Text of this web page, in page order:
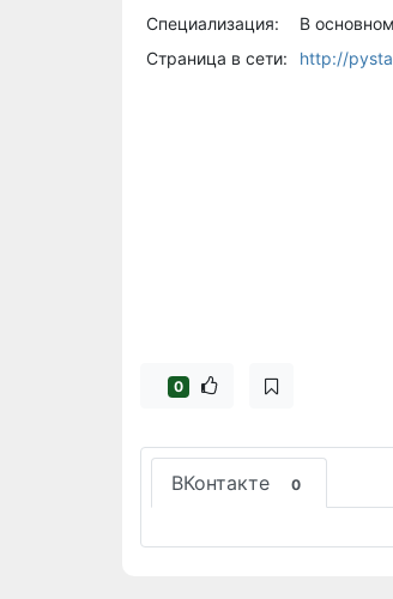
Специализация:
В
Страница в сети:
http://
0
ВКонтакте 0